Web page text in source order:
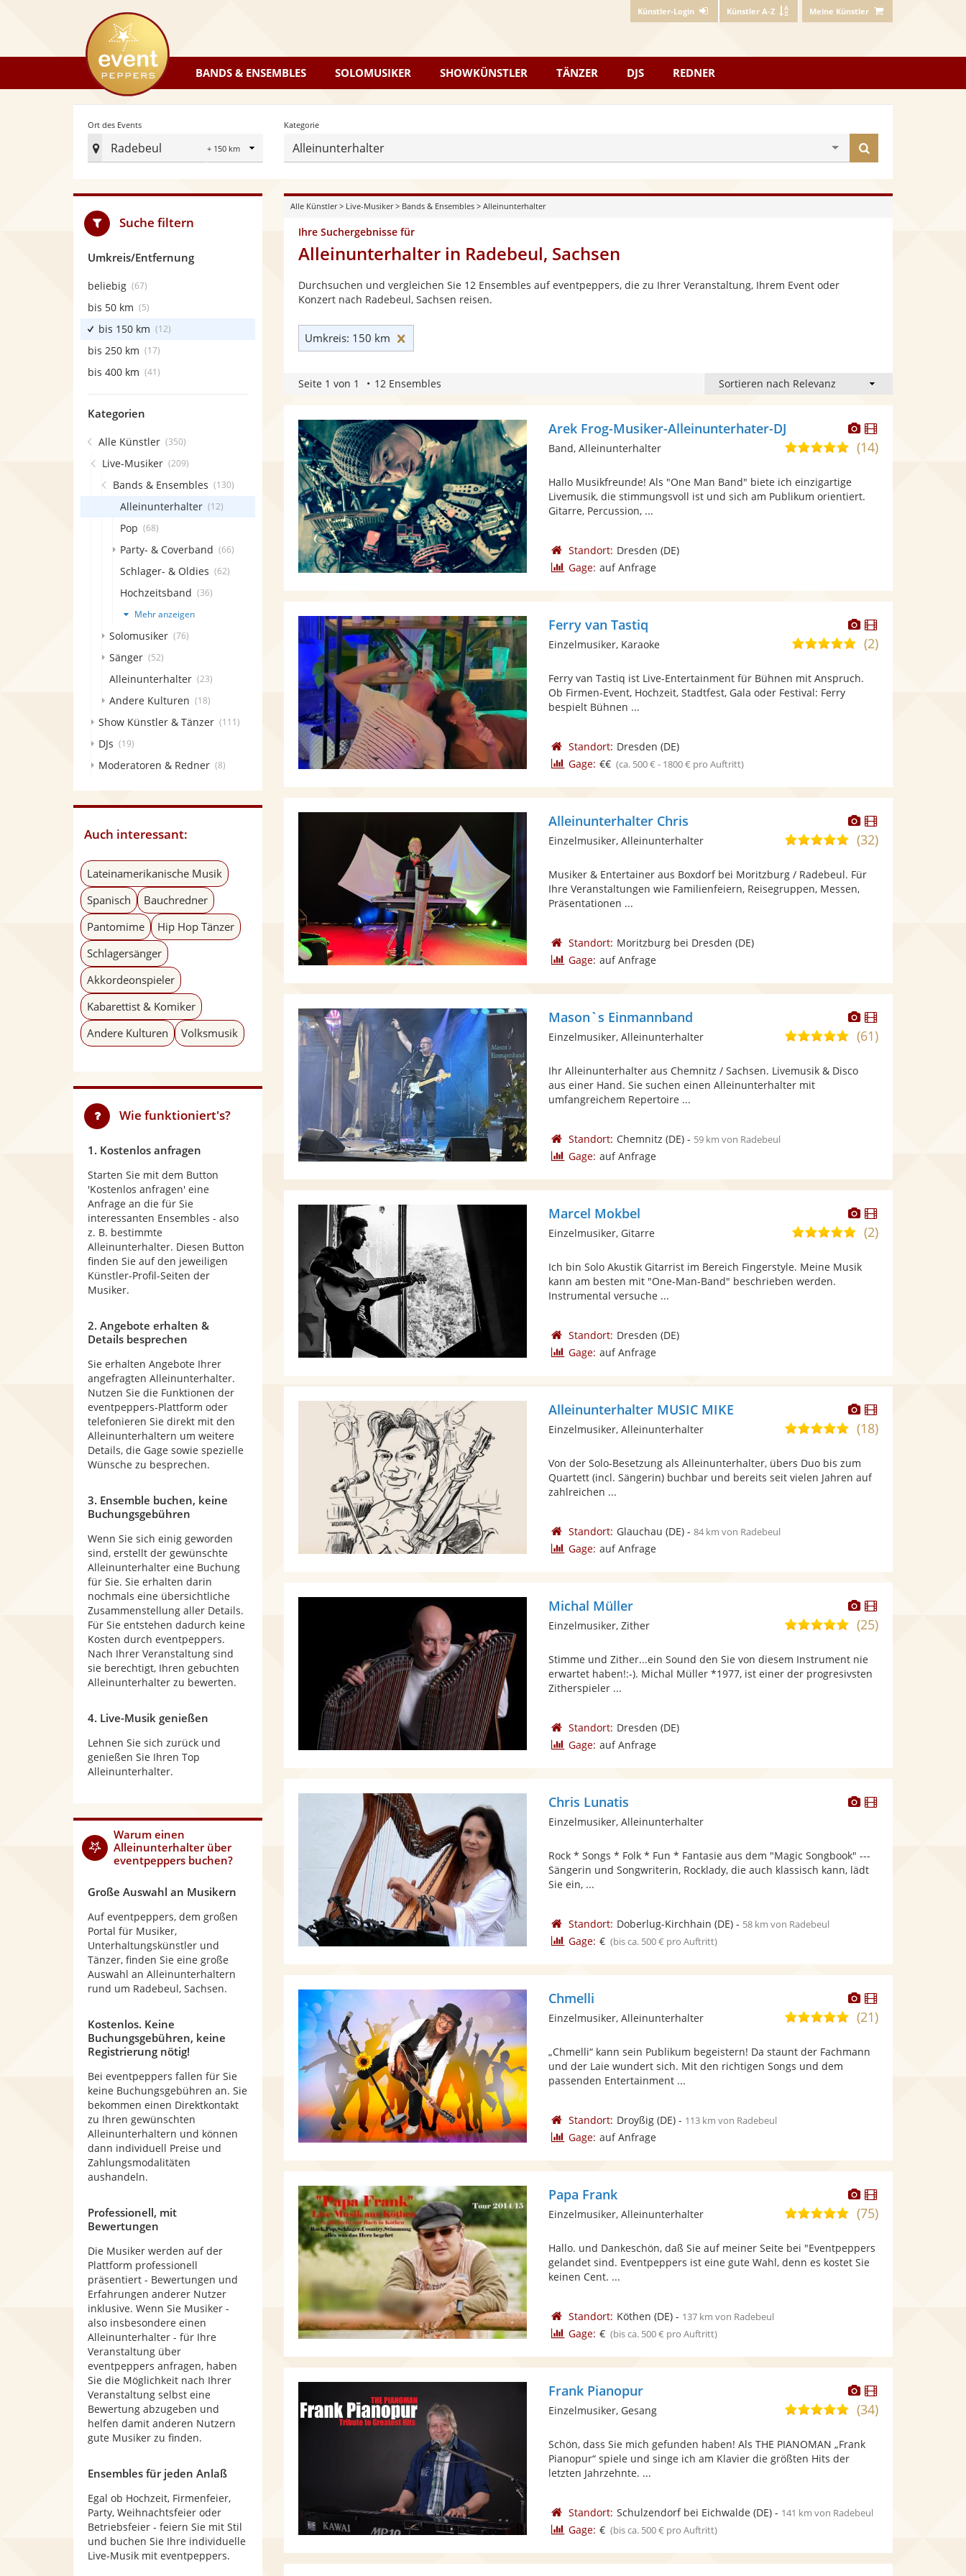
Künstler-Login Künstler A-Z Meine Künstler
eventpeppers
BANDS & ENSEMBLES SOLOMUSIKER SHOWKÜNSTLER TÄNZER DJS REDNER
Ort des Events
Radebeul
Radius
Ort
Events
festlegen
Kategorie
Alleinunterhalter
finden
Alle Künstler> Live-Musiker> Bands & Ensembles> Alleinunterhalter
Ihre Suchergebnisse für
Alleinunterhalter in Radebeul, Sachsen
Durchsuchen und vergleichen Sie 12 Ensembles auf eventpeppers, die zu Ihrer Veranstaltung, Ihrem Event oder
Konzert nach Radebeul, Sachsen reisen.
Umkreis: 150 km
Seite 1 von 1 12 Ensembles
Dieser
Künstler
stellt
Dieser
Künstler
Arek Frog-Musiker-Alleinunterhater-DJ
5,0
5
Sternen
(14)
Band, Alleinunterhalter
Hallo Musikfreunde! Als "One Man Band" biete ich einzigartige
Livemusik, die stimmungsvoll ist und sich am Publikum orientiert.
Gitarre, Percussion, ...
Standort: Dresden (DE)
Gage: auf Anfrage
Dieser
Künstler
stellt
bereit.
Dieser
Künstler
Ferry van Tastiq
4,9
5
(2)
Einzelmusiker, Karaoke
Ferry van Tastiq ist Live-Entertainment für Bühnen mit Anspruch.
Ob Firmen-Event, Hochzeit, Stadtfest, Gala oder Festival: Ferry
bespielt Bühnen ...
Standort: Dresden (DE)
Gage: €€ (ca. 500 € - 1800 € pro Auftritt)
Dieser
Künstler
stellt
bereit.
Dieser
Künstler
Alleinunterhalter Chris
4,8
5
Sternen
(32)
Einzelmusiker, Alleinunterhalter
Musiker & Entertainer aus Boxdorf bei Moritzburg / Radebeul. Für
Ihre Veranstaltungen wie Familienfeiern, Reisegruppen, Messen,
Präsentationen ...
Standort: Moritzburg bei Dresden (DE)
Gage: auf Anfrage
Dieser
Künstler
stellt
Dieser
Künstler
Mason`s Einmannband
4,9
5
(61)
Einzelmusiker, Alleinunterhalter
Ihr Alleinunterhalter aus Chemnitz / Sachsen. Livemusik & Disco
aus einer Hand. Sie suchen einen Alleinunterhalter mit
umfangreichem Repertoire ...
Standort: Chemnitz (DE)- 59 km von Radebeul
Gage: auf Anfrage
Dieser
Künstler
stellt
bereit.
Dieser
Künstler
Marcel Mokbel
5,0
5
(2)
Einzelmusiker, Gitarre
Ich bin Solo Akustik Gitarrist im Bereich Fingerstyle. Meine Musik
kann am besten mit "One-Man-Band" beschrieben werden.
Instrumental versuche ...
Standort: Dresden (DE)
Gage: auf Anfrage
Dieser
Künstler
stellt
bereit.
Dieser
Künstler
Alleinunterhalter MUSIC MIKE
5,0
5
Sternen
(18)
Einzelmusiker, Alleinunterhalter
Von der Solo-Besetzung als Alleinunterhalter, übers Duo bis zum
Quartett (incl. Sängerin) buchbar und bereits seit vielen Jahren auf
zahlreichen ...
Standort: Glauchau (DE)- 84 km von Radebeul
Gage: auf Anfrage
Dieser
Künstler
stellt
Fotos
bereit.
Dieser
Künstler
Michal Müller
4,9
5
Sternen
(25)
Einzelmusiker, Zither
Stimme und Zither...ein Sound den Sie von diesem Instrument nie
erwartet haben!:-). Michal Müller *1977, ist einer der progresivsten
Zitherspieler ...
Standort: Dresden (DE)
Gage: auf Anfrage
Dieser
bereit.
Dieser
Chris Lunatis
Einzelmusiker, Alleinunterhalter
Rock * Songs * Folk * Fun * Fantasie aus dem "Magic Songbook" ---
Sängerin und Songwriterin, Rocklady, die auch klassisch kann, lädt
Sie ein, ...
Standort: Doberlug-Kirchhain (DE)- 58 km von Radebeul
Gage: € (bis ca. 500 € pro Auftritt)
Dieser
Künstler
stellt
bereit.
Dieser
Künstler
Chmelli
5,0
5
(21)
Einzelmusiker, Alleinunterhalter
„Chmelli“ kann sein Publikum begeistern! Da staunt der Fachmann
und der Laie wundert sich. Mit den richtigen Songs und dem
passenden Entertainment ...
Standort: Droyßig(DE)- 113 km von Radebeul
Gage: auf Anfrage
Dieser
Künstler
stellt
bereit.
Dieser
Künstler
Papa Frank
4,9
5
Sternen
(75)
Einzelmusiker, Alleinunterhalter
Hallo. und Dankeschön, daß Sie auf meiner Seite bei "Eventpeppers
gelandet sind. Eventpeppers ist eine gute Wahl, denn es kostet Sie
keinen Cent. ...
Standort: Köthen (DE)- 137 km von Radebeul
Gage: € (bis ca. 500 € pro Auftritt)
Dieser
Künstler
stellt
Fotos
bereit.
Dieser
Künstler
Frank Pianopur
4,9
5
(34)
Einzelmusiker, Gesang
Schön, dass Sie mich gefunden haben! Als THE PIANOMAN „Frank
Pianopur“ spiele und singe ich am Klavier die größten Hits der
letzten Jahrzehnte. ...
Standort: Schulzendorf bei Eichwalde(DE)- 141 km von Radebeul
Gage: € (bis ca. 500 € pro Auftritt)
Suche filtern
Umkreis/Entfernung
beliebig (67)
bis 50 km (5)
bis 150 km (12)
bis 250 km (17)
bis 400 km (41)
Kategorien
Alle Künstler (350)
Live-Musiker (209)
Bands & Ensembles (130)
Alleinunterhalter (12)
Pop (68)
Party- & Coverband (66)
Schlager- & Oldies (62)
Hochzeitsband (36)
Mehr anzeigen
Solomusiker (76)
Sänger (52)
Alleinunterhalter (23)
Andere Kulturen (18)
Show Künstler & Tänzer (111)
DJs (19)
Moderatoren & Redner (8)
Auch interessant:
Lateinamerikanische Musik
Spanisch
Bauchredner
Pantomime
Hip Hop Tänzer
Schlagersänger
Akkordeonspieler
Kabarettist & Komiker
Andere Kulturen
Volksmusik
Wie funktioniert's?
1. Kostenlos anfragen
Starten Sie mit dem Button
'Kostenlos anfragen' eine
Anfrage an die für Sie
interessanten Ensembles - also
z. B. bestimmte
Alleinunterhalter. Diesen Button
finden Sie auf den jeweiligen
Künstler-Profil-Seiten der
Musiker.
2. Angebote erhalten &
Details besprechen
Sie erhalten Angebote Ihrer
angefragten Alleinunterhalter.
Nutzen Sie die Funktionen der
eventpeppers-Plattform oder
telefonieren Sie direkt mit den
Alleinunterhaltern um weitere
Details, die Gage sowie spezielle
Wünsche zu besprechen.
3. Ensemble buchen, keine
Buchungsgebühren
Wenn Sie sich einig geworden
sind, erstellt der gewünschte
Alleinunterhalter eine Buchung
für Sie. Sie erhalten darin
nochmals eine übersichtliche
Zusammenstellung aller Details.
Für Sie entstehen dadurch keine
Kosten durch eventpeppers.
Nach Ihrer Veranstaltung sind
sie berechtigt, Ihren gebuchten
Alleinunterhalter zu bewerten.
4. Live-Musik genießen
Lehnen Sie sich zurück und
genießen Sie Ihren Top
Alleinunterhalter.
Warum einen
Alleinunterhalterüber
eventpeppers buchen?
Große Auswahl an Musikern
Auf eventpeppers, dem großen
Portal für Musiker,
Unterhaltungskünstler und
Tänzer, finden Sie eine große
Auswahl an Alleinunterhaltern
rund um Radebeul, Sachsen.
Kostenlos. Keine
Buchungsgebühren, keine
Registrierung nötig!
Bei eventpeppers fallen für Sie
keine Buchungsgebühren an. Sie
bekommen einen Direktkontakt
zu Ihren gewünschten
Alleinunterhaltern und können
dann individuell Preise und
Zahlungsmodalitäten
aushandeln.
Professionell, mit
Bewertungen
Die Musiker werden auf der
Plattform professionell
präsentiert - Bewertungen und
Erfahrungen anderer Nutzer
inklusive. Wenn Sie Musiker -
also insbesondere einen
Alleinunterhalter - für Ihre
Veranstaltung über
eventpeppers anfragen, haben
Sie die Möglichkeit nach Ihrer
Veranstaltung selbst eine
Bewertung abzugeben und
helfen damit anderen Nutzern
gute Musiker zu finden.
Ensembles für jeden Anlaß
Egal ob Hochzeit, Firmenfeier,
Party, Weihnachtsfeier oder
Betriebsfeier - feiern Sie mit Stil
und buchen Sie Ihre individuelle
Live-Musik mit eventpeppers.